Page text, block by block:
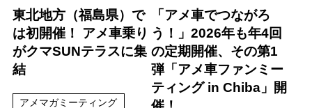
東北地方（福島県）で
は初開催！ アメ車乗り
がクマSUNテラスに集
結
アメマガミーティング
「アメ車でつながろ
う！」2026年も年4回
の定期開催、その第1
弾「アメ車ファンミー
ティング in Chiba」開